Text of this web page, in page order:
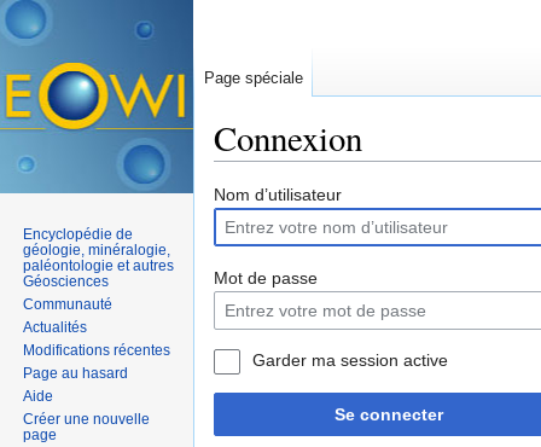
Connexion
Nom d’utilisateur
Mot de passe
Garder ma session active
Se connecter
Page spéciale
Encyclopédie de
géologie, minéralogie,
paléontologie et autres
Géosciences
Communauté
Actualités
Modifications récentes
Page au hasard
Aide
Créer une nouvelle
page